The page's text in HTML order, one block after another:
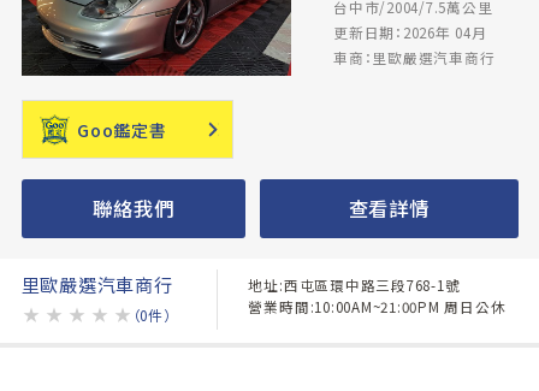
台中市/2004/7.5萬公里
更新日期：2026年 04月
車商：里歐嚴選汽車商行
Goo鑑定書
聯絡我們 查看詳情
里歐嚴選汽車商行
★ ★ ★ ★ ★ （0件）
地址:西屯區環中路三段768-1號
營業時間:10:00AM~21:00PM 周日公休